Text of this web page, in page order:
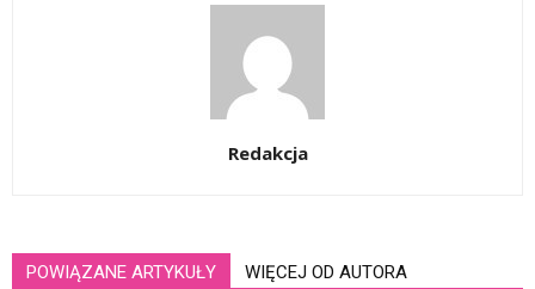
Redakcja
POWIĄZANE ARTYKUŁY WIĘCEJ OD AUTORA